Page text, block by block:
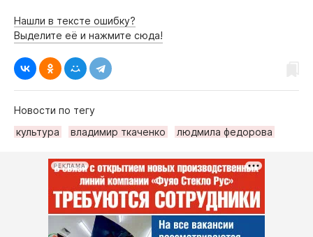
Нашли в тексте ошибку?
Выделите её и нажмите сюда!
Новости по тегу
культура
владимир ткаченко людмила федорова
РЕКЛАМА